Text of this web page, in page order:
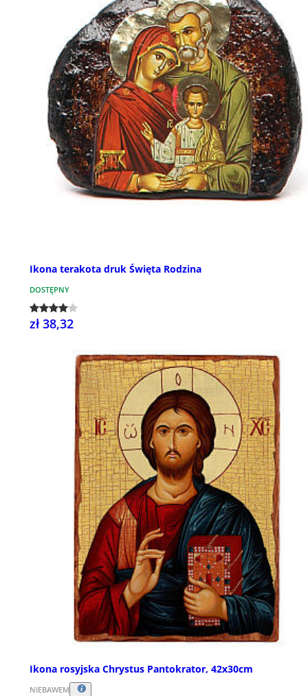
Ikona terakota druk Święta Rodzina
DOSTĘPNY
zł 38,32
Ikona rosyjska Chrystus Pantokrator, 42x30cm
NIEBAWEM